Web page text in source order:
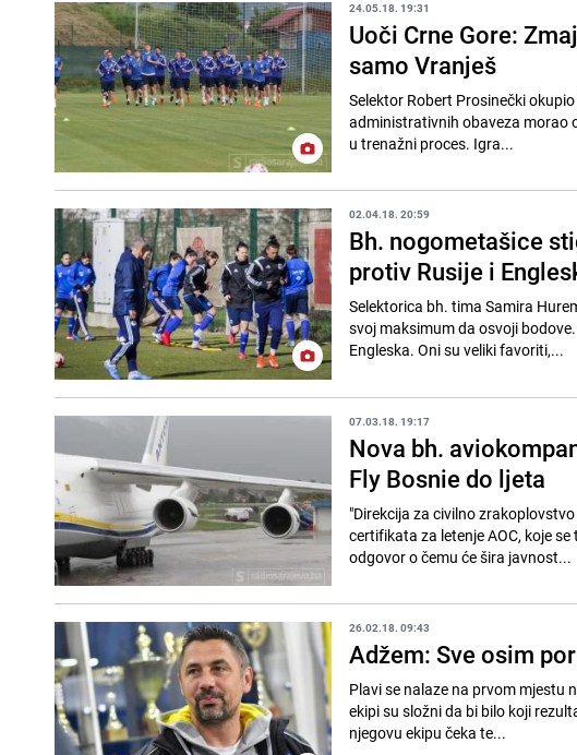
24.05.18. 19:31
Uoči Crne Gore:
samo Vranješ
Selektor Robert Prosinečki
administrativnih obaveza morao
u trenažni proces. Igra...
02.04.18. 20:59
Bh. nogometašice
protiv Rusije i
Selektorica bh. tima Samira
svoj maksimum da osvoji bodove. "Očekuju nas dvije veoma teške utakmice. Znamo ko su Rusija i
Engleska. Oni su veliki favoriti,...
07.03.18. 19:17
Nova bh.
Fly Bosnie do ljeta
"Direkcija za civilno
certifikata za letenje AOC, koje
odgovor o čemu će šira javnost...
26.02.18. 09:43
Adžem: Sve osim
Plavi se nalaze na prvom mjestu
ekipi su složni da bi bilo koji
njegovu ekipu čeka te...